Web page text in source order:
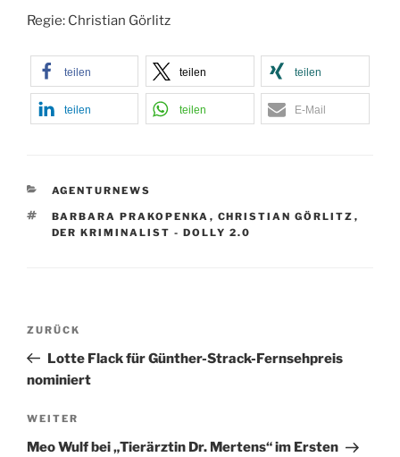
Regie: Christian Görlitz
teilen teilen teilen
teilen teilen E-Mail
KATEGORIEN
AGENTURNEWS
SCHLAGWÖRTER
BARBARA PRAKOPENKA , CHRISTIAN GÖRLITZ ,
DER KRIMINALIST - DOLLY 2.0
Beitragsnavigation
Vorheriger
Beitrag
ZURÜCK
Lotte Flack für Günther-Strack-Fernsehpreis
nominiert
Nächster
Beitrag
WEITER
Meo Wulf bei „Tierärztin Dr. Mertens“ im Ersten